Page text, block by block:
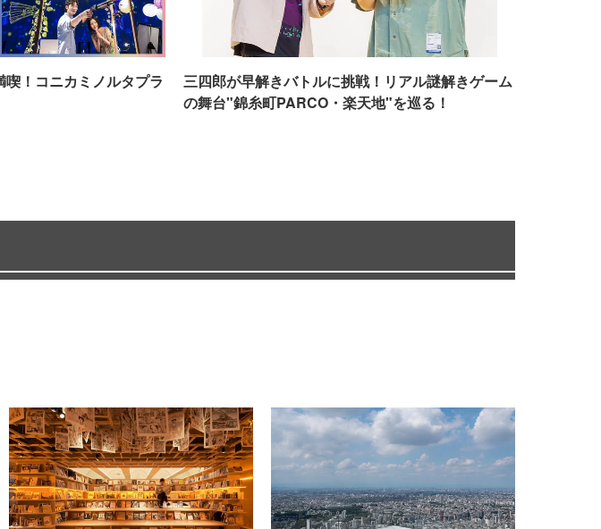
！コニカミノルタプラ
三四郎が早解きバトルに挑戦！リアル謎解きゲーム
の舞台"錦糸町PARCO・楽天地"を巡る！